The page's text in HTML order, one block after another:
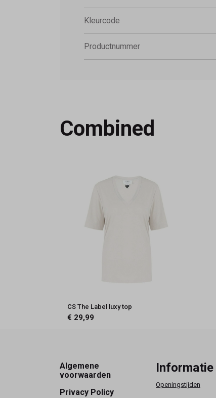
Kleurcode
Productnummer
Combined
CS The Label luxy top
€ 29,99
Footer
Algemene
voorwaarden
Privacy Policy
Informatie
Openingstijden